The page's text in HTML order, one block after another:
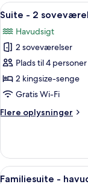
soveværelser
Indlæs
alle
billeder
af
Suite
-
2
(Observatory)
18
Suite - 2
Havudsigt
2 soveværelser
Plads til 4 personer
2 kingsize-senge
Gratis Wi-Fi
Flere oplysninger
Flere
-
soveværelser
Indlæs
4
Familiesuite -